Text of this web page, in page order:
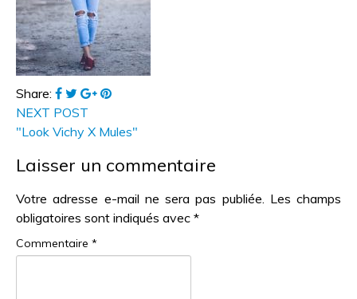
Share:
NEXT POST
"Look Vichy X Mules"
Laisser un commentaire
Votre adresse e-mail ne sera pas publiée. Les champs
obligatoires sont indiqués avec *
Commentaire *